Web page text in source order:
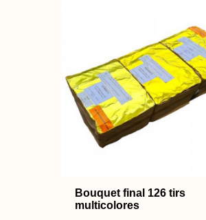
Bouquet final 126 tirs
multicolores